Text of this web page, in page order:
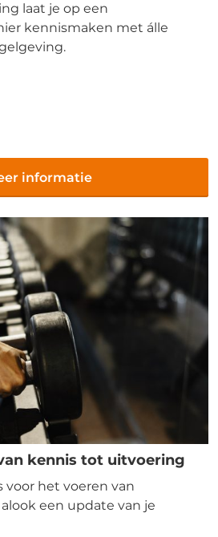
laat je op een
kennismaken met álle
informatie
kennis tot uitvoering
voor het voeren van
een update van je